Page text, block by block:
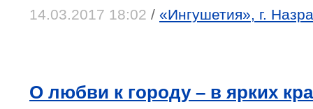
14.03.2017 18:02 / «Ингушетия», г.
О любви к городу – в ярких